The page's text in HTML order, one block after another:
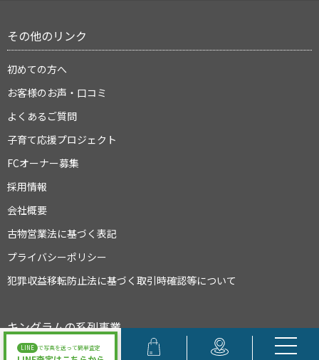
LINE で写真を送って簡単査定
その他のリンク
初めての方へ
お客様のお声・口コミ
よくあるご質問
子育て応援プロジェクト
FCオーナー募集
採用情報
会社概要
古物営業法に基づく表記
プライバシーポリシー
犯罪収益移転防止法に基づく取引時確認等について
キングラムの系列事業